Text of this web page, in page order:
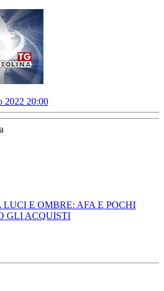
2022 20:00
E OMBRE: AFA E POCHI
GLI ACQUISTI